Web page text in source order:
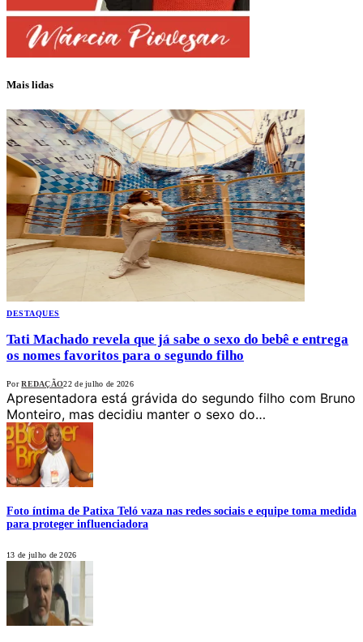
Mais lidas
DESTAQUES
Tati Machado revela que já sabe o sexo do bebê e entrega
os nomes favoritos para o segundo filho
Por REDAÇÃO22 de julho de 2026
Apresentadora está grávida do segundo filho com Bruno
Monteiro, mas decidiu manter o sexo do…
Foto íntima de Patixa Teló vaza nas redes sociais e equipe toma medida
para proteger influenciadora
13 de julho de 2026